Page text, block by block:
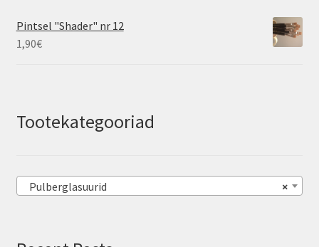
Pintsel "Shader" nr 12
1,90€
Tootekategooriad
×
Pulberglasuurid